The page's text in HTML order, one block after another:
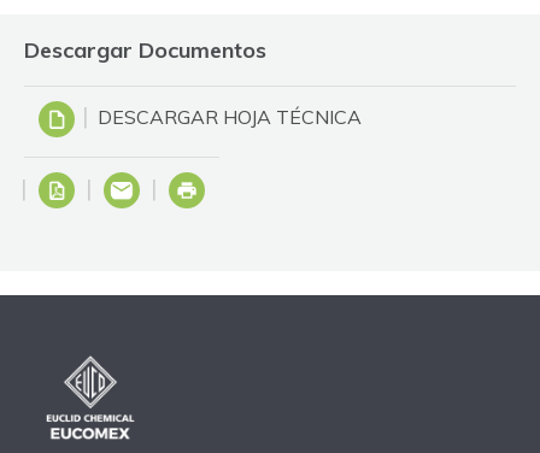
Descargar Documentos
DESCARGAR HOJA TÉCNICA